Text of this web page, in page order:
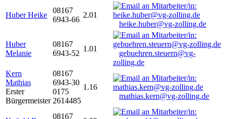
Huber Heike
08167
6943-66
2.01
heike.huber@vg-zolling.de
Huber
Melanie
08167
6943-52
1.01
gebuehren.steuern@vg-
zolling.de
Kern
Mathias
Erster
Bürgermeister
08167
6943-30
0175
2614485
1.16
mathias.kern@vg-zolling.de
08167